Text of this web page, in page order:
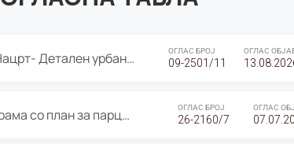
ЈАВНА ПРЕЗЕНТАЦИЈА И ЈАВНА АНКЕТА по Нацрт- Детален урбанистички план Градска четврт Ј 05- Барутана, Општина Центар- Скопје, плански период 2025-2030 ОГЛАС БРОЈ
09-2501/11
ОГЛАС
ОГЛАС за Јавно излагање на Проектна програма со план за парцелација за Урбанистички проект со план за парцелација за спојување на ГП 20.12 и ГП 20.37 од Изменување и дополнување на Детален урбанистички план Буњаковец 2, Општина Центар – Скопје ОГЛАС БРОЈ
26-2160/7
ОГЛАС